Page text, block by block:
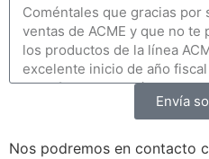
Envía
Nos podremos en contacto